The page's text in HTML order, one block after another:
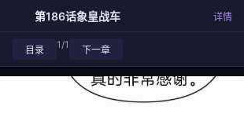
第186话象皇战车 详情
目录 1/1 下一章